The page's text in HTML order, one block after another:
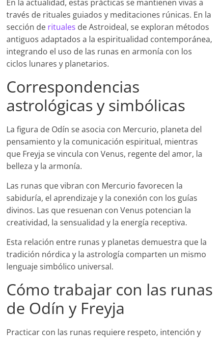
En la actualidad, estas prácticas se mantienen vivas a
través de rituales guiados y meditaciones rúnicas. En la
sección de rituales de Astroideal, se exploran métodos
antiguos adaptados a la espiritualidad contemporánea,
integrando el uso de las runas en armonía con los
ciclos lunares y planetarios.
Correspondencias
astrológicas y simbólicas
La figura de Odín se asocia con Mercurio, planeta del
pensamiento y la comunicación espiritual, mientras
que Freyja se vincula con Venus, regente del amor, la
belleza y la armonía.
Las runas que vibran con Mercurio favorecen la
sabiduría, el aprendizaje y la conexión con los guías
divinos. Las que resuenan con Venus potencian la
creatividad, la sensualidad y la energía receptiva.
Esta relación entre runas y planetas demuestra que la
tradición nórdica y la astrología comparten un mismo
lenguaje simbólico universal.
Cómo trabajar con las runas
de Odín y Freyja
Practicar con las runas requiere respeto, intención y